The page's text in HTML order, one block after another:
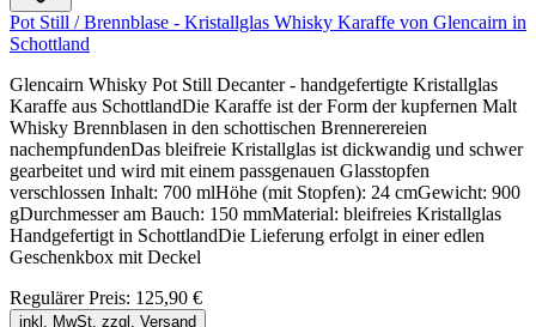
Pot Still / Brennblase - Kristallglas Whisky Karaffe von Glencairn in
Schottland
Glencairn Whisky Pot Still Decanter - handgefertigte Kristallglas
Karaffe aus SchottlandDie Karaffe ist der Form der kupfernen Malt
Whisky Brennblasen in den schottischen Brennerereien
nachempfundenDas bleifreie Kristallglas ist dickwandig und schwer
gearbeitet und wird mit einem passgenauen Glasstopfen
verschlossen Inhalt: 700 mlHöhe (mit Stopfen): 24 cmGewicht: 900
gDurchmesser am Bauch: 150 mmMaterial: bleifreies Kristallglas
Handgefertigt in SchottlandDie Lieferung erfolgt in einer edlen
Geschenkbox mit Deckel
Regulärer Preis: 125,90 €
inkl. MwSt. zzgl. Versand